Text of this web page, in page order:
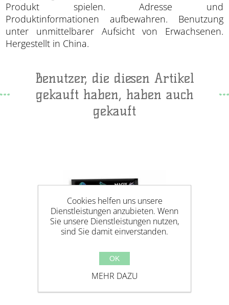
Produkt spielen. Adresse und
Produktinformationen aufbewahren. Benutzung
unter unmittelbarer Aufsicht von Erwachsenen.
Hergestellt in China.
Benutzer, die diesen Artikel
gekauft haben, haben auch
gekauft
Cookies helfen uns unsere
Dienstleistungen anzubieten. Wenn
Sie unsere Dienstleistungen nutzen,
sind Sie damit einverstanden.
OK
MEHR DAZU